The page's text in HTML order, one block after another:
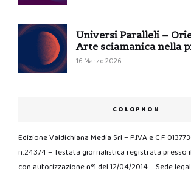
Universi Paralleli –
Arte sciamanica nella
16 Marzo 2026
COLOPHON
Edizione Valdichiana Media Srl – P.IVA e C.F.
n.24374 – Testata giornalistica registrata presso
con autorizzazione n°1 del 12/04/2014 – Sede